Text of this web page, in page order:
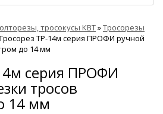
тросокусы КВТ»Тросорезы
ТР-14м серия ПРОФИ ручной
до 14 мм
серия ПРОФИ
тросов
14 мм